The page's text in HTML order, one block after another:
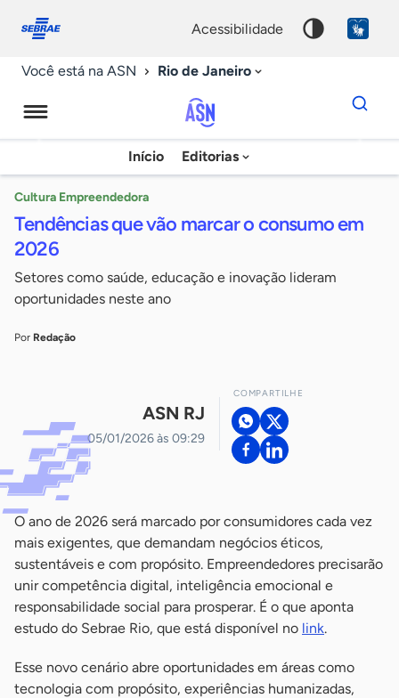
conosco
acessibilidade
Você está na ASN Rio de Janeiro
Agência
Sebrae
Notícias
Início Editorias
Dados
para
chave
Cultura Empreendedora
Tendências que vão marcar o consumo em
2026
Setores como saúde, educação e inovação lideram
oportunidades neste ano
Por Redação
ASN RJ
05/01/2026 às 09:29
COMPARTILHE
O ano de 2026 será marcado por consumidores cada vez
mais exigentes, que demandam negócios éticos,
sustentáveis e com propósito. Empreendedores precisarão
unir competência digital, inteligência emocional e
responsabilidade social para prosperar. É o que aponta
estudo do Sebrae Rio, que está disponível no link.
Esse novo cenário abre oportunidades em áreas como
tecnologia com propósito, experiências humanizadas,